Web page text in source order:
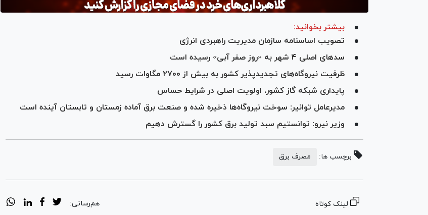
بیشتر بخوانید:
تصویب اساسنامه سازمان مدیریت راهبردی انرژی
سد‌های اصلی ۴ شهر به «روز صفر آبی» رسیده است
ظرفیت نیروگاه‌های تجدیدپذیر کشور به بیش از ۲۷۰۰ مگاوات رسید
پایداری شبکه گاز کشور، اولویت اصلی در شرایط حساس
مدیرعامل توانیر: سوخت نیروگاه‌ها ذخیره شده و صنعت برق آماده زمستان و تابستان آینده است
وزیر نیرو: توانستیم سبد تولید برق کشور را گسترش دهیم
برچسب ها: مصرف برق
لینک کوتاه هم‌رسانی: